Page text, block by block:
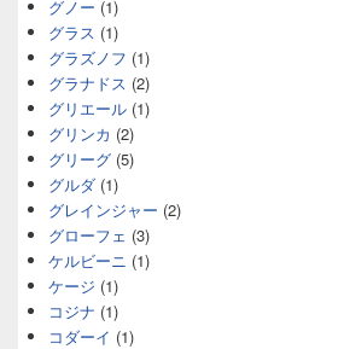
グノー (1)
グラス (1)
グラズノフ (1)
グラナドス (2)
グリエール (1)
グリンカ (2)
グリーグ (5)
グルダ (1)
グレインジャー (2)
グローフェ (3)
ケルビーニ (1)
ケージ (1)
コジナ (1)
コダーイ (1)